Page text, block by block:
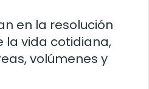
en la resolución
la vida cotidiana,
volúmenes y